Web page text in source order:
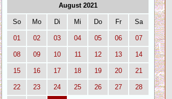
August 2021
So Mo Di Mi Do Fr Sa
01 02 03 04 05 06 07
08 09 10 11 12 13 14
15 16 17 18 19 20 21
22 23 24 25 26 27 28